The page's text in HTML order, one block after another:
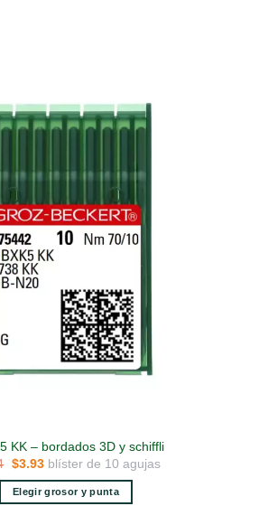
KK – bordados 3D y schiffli
El
original
era:
$3.93El
actual
es:
blíster de 10 agujas
Elegir grosor y punta